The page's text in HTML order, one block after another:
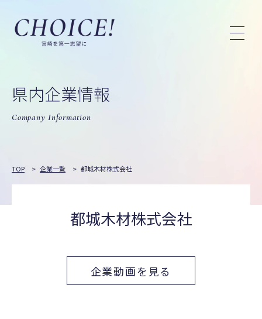
県内企業情報
Company Information
TOP > 企業一覧 > 都城木材株式会社
都城木材株式会社
企業動画を見る